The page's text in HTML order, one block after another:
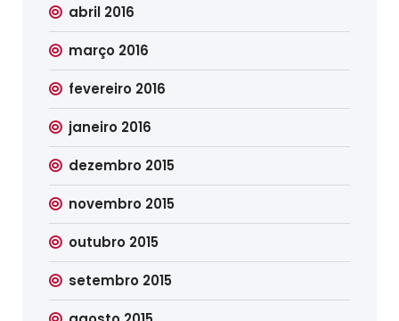
abril 2016
março 2016
fevereiro 2016
janeiro 2016
dezembro 2015
novembro 2015
outubro 2015
setembro 2015